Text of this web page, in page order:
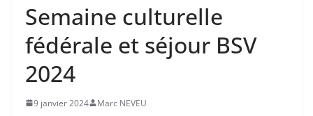
Semaine culturelle
fédérale et séjour BSV
2024
9 janvier 2024 Marc NEVEU